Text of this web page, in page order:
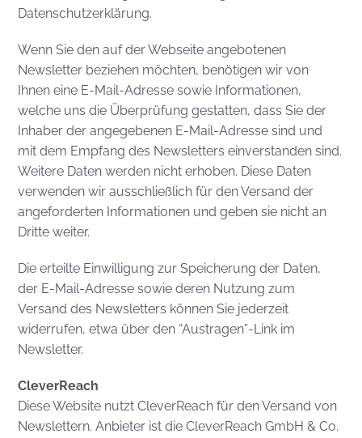
Datenschutzerklärung.
Wenn Sie den auf der Webseite angebotenen
Newsletter beziehen möchten, benötigen wir von
Ihnen eine E-Mail-Adresse sowie Informationen,
welche uns die Überprüfung gestatten, dass Sie der
Inhaber der angegebenen E-Mail-Adresse sind und
mit dem Empfang des Newsletters einverstanden sind.
Weitere Daten werden nicht erhoben. Diese Daten
verwenden wir ausschließlich für den Versand der
angeforderten Informationen und geben sie nicht an
Dritte weiter.
Die erteilte Einwilligung zur Speicherung der Daten,
der E-Mail-Adresse sowie deren Nutzung zum
Versand des Newsletters können Sie jederzeit
widerrufen, etwa über den “Austragen”-Link im
Newsletter.
CleverReach
Diese Website nutzt CleverReach für den Versand von
Newslettern. Anbieter ist die CleverReach GmbH & Co.